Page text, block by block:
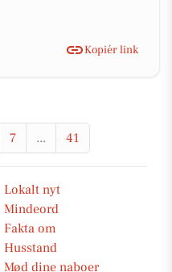
Kopiér link
7 ... 41
Lokalt nyt
Mindeord
Fakta om
Husstand
Mød dine naboer